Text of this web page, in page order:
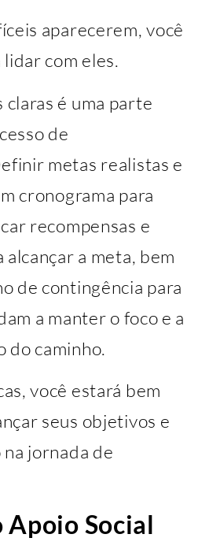
aparecerem, você
com eles.
é uma parte
de
metas realistas e
cronograma para
recompensas e
a meta, bem
de contingência para
a manter o foco e a
do caminho.
você estará bem
seus objetivos e
na jornada de
Apoio Social